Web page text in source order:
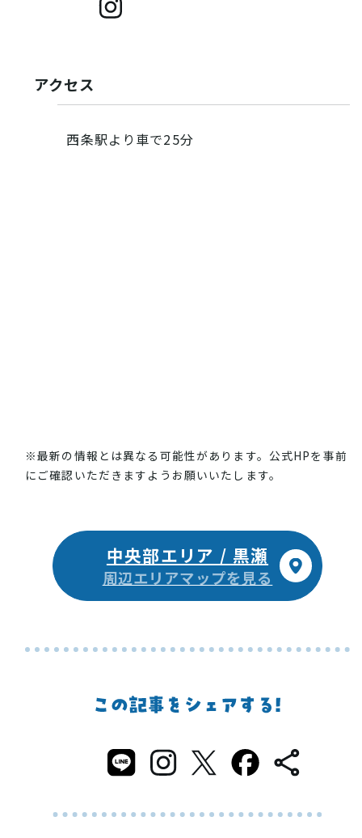
アクセス
西条駅より車で25分
※最新の情報とは異なる可能性があります。公式HPを事前
にご確認いただきますようお願いいたします。
中央部エリア / 黒瀬
周辺エリアマップを見る